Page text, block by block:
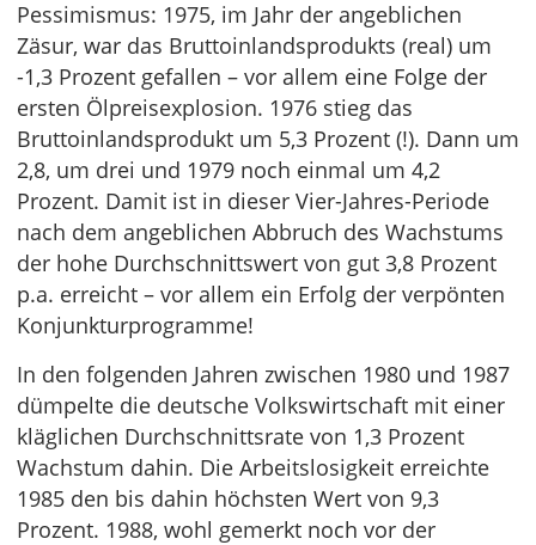
Pessimismus: 1975, im Jahr der angeblichen
Zäsur, war das Bruttoinlandsprodukts (real) um
-1,3 Prozent gefallen – vor allem eine Folge der
ersten Ölpreisexplosion. 1976 stieg das
Bruttoinlandsprodukt um 5,3 Prozent (!). Dann um
2,8, um drei und 1979 noch einmal um 4,2
Prozent. Damit ist in dieser Vier-Jahres-Periode
nach dem angeblichen Abbruch des Wachstums
der hohe Durchschnittswert von gut 3,8 Prozent
p.a. erreicht – vor allem ein Erfolg der verpönten
Konjunkturprogramme!
In den folgenden Jahren zwischen 1980 und 1987
dümpelte die deutsche Volkswirtschaft mit einer
kläglichen Durchschnittsrate von 1,3 Prozent
Wachstum dahin. Die Arbeitslosigkeit erreichte
1985 den bis dahin höchsten Wert von 9,3
Prozent. 1988, wohl gemerkt noch vor der